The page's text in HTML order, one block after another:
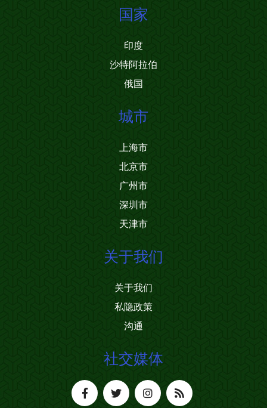
国家
印度
沙特阿拉伯
俄国
城市
上海市
北京市
广州市
深圳市
天津市
关于我们
关于我们
私隐政策
沟通
社交媒体